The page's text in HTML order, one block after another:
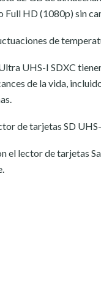
Full HD (1080p) sin
de
UHS-I SDXC
de la vida,
de tarjetas SD
el lector de tarjetas